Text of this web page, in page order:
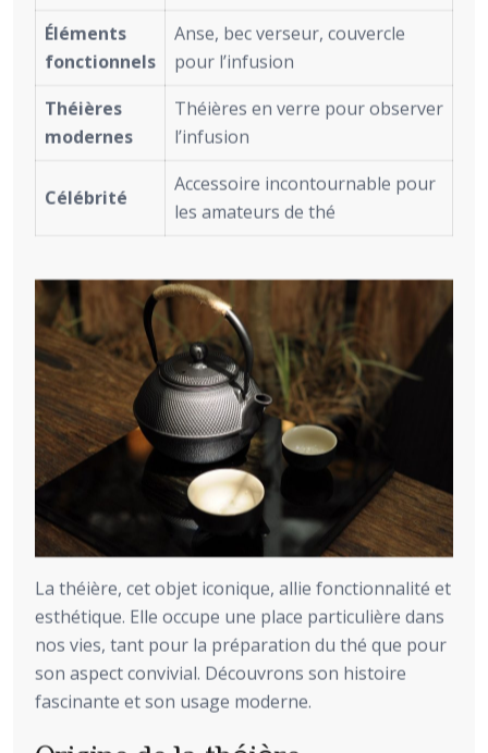
Éléments
fonctionnels
Anse, bec verseur, couvercle
pour l’infusion
Théières
modernes
Théières en verre pour observer
l’infusion
Célébrité
Accessoire incontournable pour
les amateurs de thé
La théière, cet objet iconique, allie fonctionnalité et
esthétique. Elle occupe une place particulière dans
nos vies, tant pour la préparation du thé que pour
son aspect convivial. Découvrons son histoire
fascinante et son usage moderne.